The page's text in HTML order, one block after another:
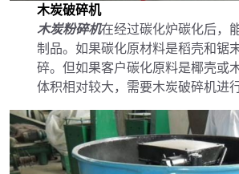
木炭破碎机
木炭粉碎机在经过碳化炉碳化后，
制品。如果碳化原材料是稻壳和锯
碎。但如果客户碳化原料是椰壳或
体积相对较大，需要木炭破碎机进